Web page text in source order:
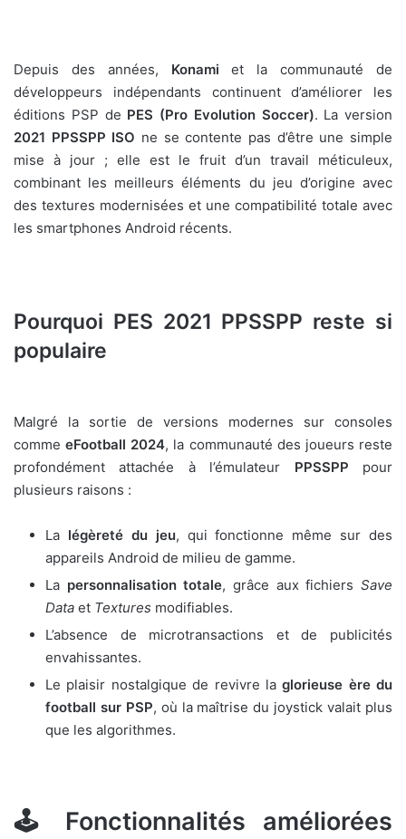
Depuis des années, Konami et la communauté de
développeurs indépendants continuent d’améliorer les
éditions PSP de PES (Pro Evolution Soccer). La version
2021 PPSSPP ISO ne se contente pas d’être une simple
mise à jour ; elle est le fruit d’un travail méticuleux,
combinant les meilleurs éléments du jeu d’origine avec
des textures modernisées et une compatibilité totale avec
les smartphones Android récents.
Pourquoi PES 2021 PPSSPP reste si
populaire
Malgré la sortie de versions modernes sur consoles
commeeFootball 2024, la communauté des joueurs reste
profondément attachée à l’émulateur PPSSPP pour
plusieurs raisons :
La légèreté du jeu, qui fonctionne même sur des
appareils Android de milieu de gamme.
La personnalisation totale, grâce aux fichiersSave
Data et Textures modifiables.
L’absence de microtransactions et de publicités
envahissantes.
Le plaisir nostalgique de revivre laglorieuse ère du
football sur PSP, où la maîtrise du joystick valait plus
que les algorithmes.
🕹️ Fonctionnalités améliorées